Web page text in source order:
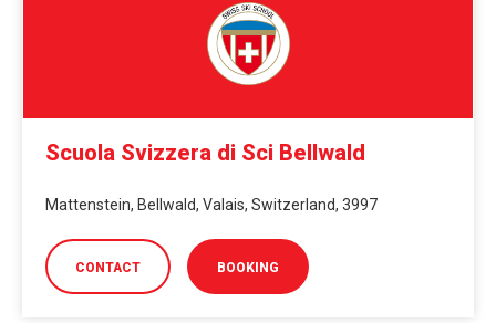
Scuola Svizzera di Sci Bellwald
Mattenstein, Bellwald, Valais, Switzerland, 3997
CONTACT BOOKING